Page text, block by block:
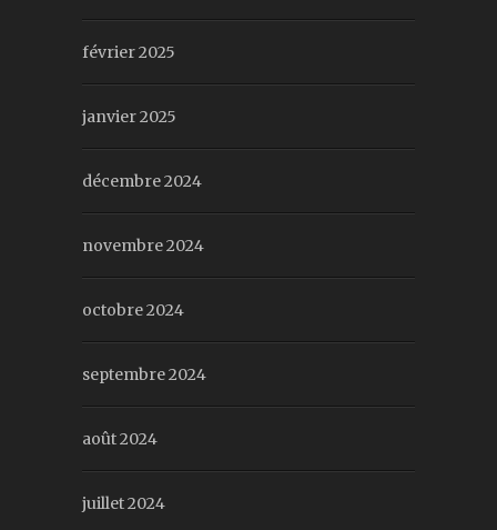
février 2025
janvier 2025
décembre 2024
novembre 2024
octobre 2024
septembre 2024
août 2024
juillet 2024